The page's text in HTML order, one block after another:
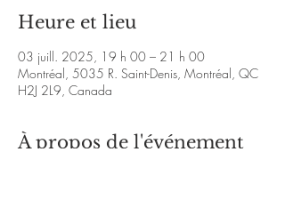
Heure et lieu
03 juill. 2025, 19 h 00 – 21 h 00
Montréal, 5035 R. Saint-Denis, Montréal, QC
H2J 2L9, Canada
À propos de l'événement